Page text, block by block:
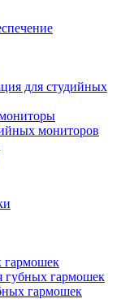
для студийных
мониторов
гармошек
губных гармошек
гармошек